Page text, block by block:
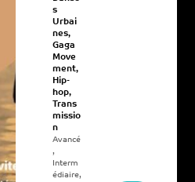
s
Urbai
nes,
Gaga
Move
ment,
Hip-
hop,
Trans
missio
n
Avancé
,
Interm
édiaire,